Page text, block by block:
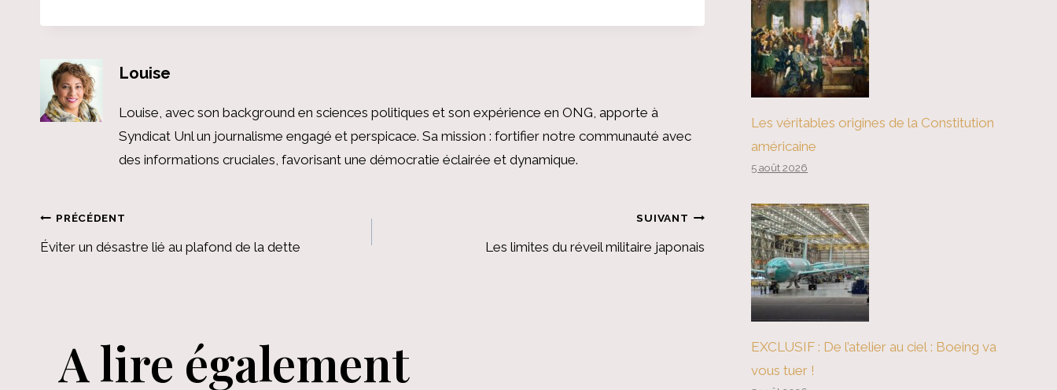
Louise
Louise, avec son background en sciences politiques et son expérience en ONG, apporte à
Syndicat Unl un journalisme engagé et perspicace. Sa mission : fortifier notre communauté avec
des informations cruciales, favorisant une démocratie éclairée et dynamique.
Navigation
PRÉCÉDENT
Éviter un désastre lié au plafond de la dette
SUIVANT
Les limites du réveil militaire japonais
A lire également
Les véritables origines de la Constitution
américaine
5 août 2026
EXCLUSIF : De l’atelier au ciel : Boeing va
vous tuer !